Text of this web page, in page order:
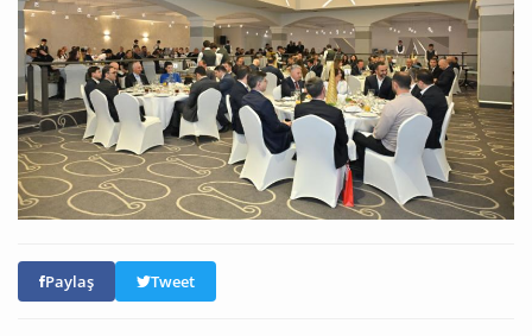
Paylaş Tweet